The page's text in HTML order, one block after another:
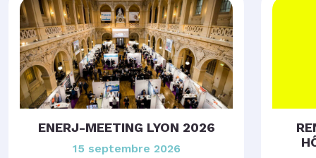
ENERJ-MEETING LYON 2026
15 septembre 2026